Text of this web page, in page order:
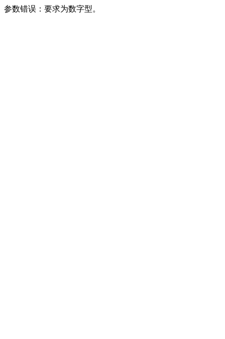
参数错误：要求为数字型。